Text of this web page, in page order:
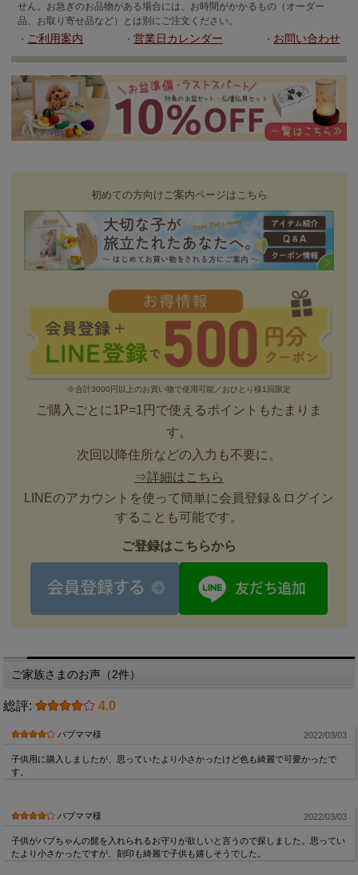
せん。お急ぎのお品物がある場合には、お時間がかかるもの（オーダー
品、お取り寄せ品など）とは別にご注文ください。
・ ご利用案内 ・ 営業日カレンダー ・ お問い合わせ
初めての方向けご案内ページはこちら
※合計3000円以上のお買い物で使用可能／おひとり様1回限定
ご購入ごとに1P=1円で使えるポイントもたまりま
す。
次回以降住所などの入力も不要に。
⇒詳細はこちら
LINEのアカウントを使って簡単に会員登録＆ログイン
することも可能です。
ご登録はこちらから
ご家族さまのお声（2件）
総評: 4.0
バブママ様 2022/03/03
子供用に購入しましたが、思っていたより小さかったけど色も綺麗で可愛かったで
す。
バブママ様 2022/03/03
子供がバブちゃんの髭を入れられるお守りが欲しいと言うので探しました。思ってい
たより小さかったですが、刻印も綺麗で子供も嬉しそうでした。